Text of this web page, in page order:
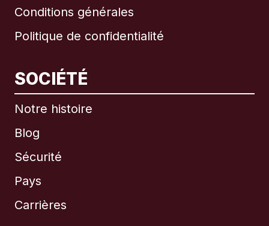
Conditions générales
Politique de confidentialité
SOCIÉTÉ
Notre histoire
Blog
Sécurité
Pays
Carrières